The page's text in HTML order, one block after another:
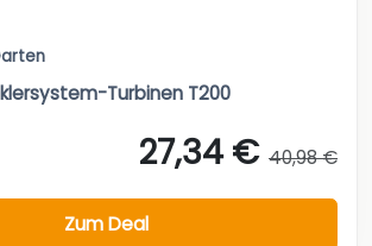
Turbinen T200
27,34 € 40,98 €
Zum Deal